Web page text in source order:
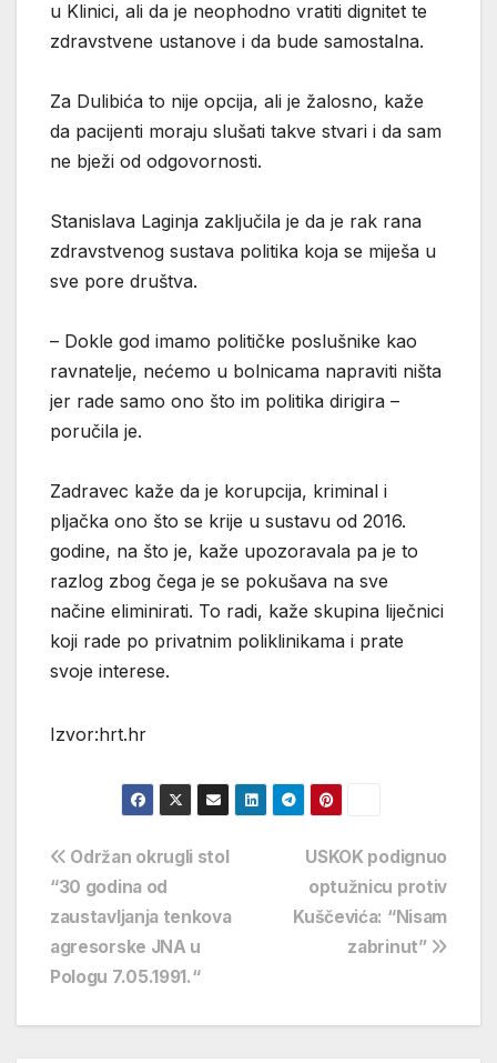
u Klinici, ali da je neophodno vratiti dignitet te
zdravstvene ustanove i da bude samostalna.
Za Dulibića to nije opcija, ali je žalosno, kaže
da pacijenti moraju slušati takve stvari i da sam
ne bježi od odgovornosti.
Stanislava Laginja zaključila je da je rak rana
zdravstvenog sustava politika koja se miješa u
sve pore društva.
– Dokle god imamo političke poslušnike kao
ravnatelje, nećemo u bolnicama napraviti ništa
jer rade samo ono što im politika dirigira –
poručila je.
Zadravec kaže da je korupcija, kriminal i
pljačka ono što se krije u sustavu od 2016.
godine, na što je, kaže upozoravala pa je to
razlog zbog čega je se pokušava na sve
načine eliminirati. To radi, kaže skupina liječnici
koji rade po privatnim poliklinikama i prate
svoje interese.
Izvor:hrt.hr
Navigacija
objava
USKOK podignuo
optužnicu protiv
Kuščevića: “Nisam
zabrinut”
Održan okrugli stol
“30 godina od
zaustavljanja tenkova
agresorske JNA u
Pologu 7.05.1991.“